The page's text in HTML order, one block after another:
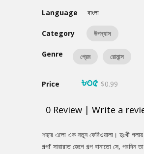
Language
বাংলা
Category উপন্যাস
Genre প্রেম রোমান্স
Price ৳৩৫ $0.99
0 Review | Write a
Summery
শহরে এলো এক নতুন ফেরিওয়ালা। দুঃখী গলায়
গল্প!’ সারারাত জেগে গল্প বানাতো সে, পরদিন